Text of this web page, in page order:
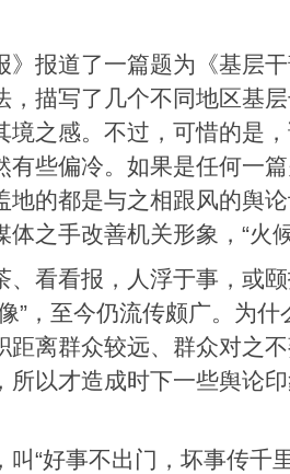
》报道了一篇题为《基层
，描写了几个不同地区基
境之感。不过，可惜的是
有些偏冷。如果是任何一
地的都是与之相跟风的舆
体之手改善机关形象，“火
、看看报，人浮于事，或
”，至今仍流传颇广。为
距离群众较远、群众对之
所以才造成时下一些舆论
叫“好事不出门，坏事传千